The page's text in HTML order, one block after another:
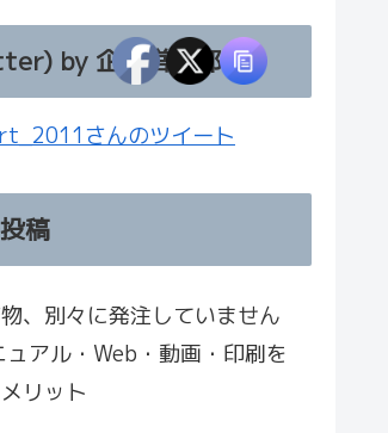
by 企画営業部
さんのツイート
稿
、別々に発注していません
ュアル・Web・動画・印刷を
リット